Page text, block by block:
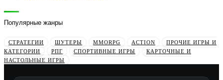
Популярные жанры
СТРАТЕГИИ ШУТЕРЫ MMORPG ACTION
ПРОЧИЕ ИГРЫ И
КАТЕГОРИИ
РПГ СПОРТИВНЫЕ ИГРЫ
КАРТОЧНЫЕ И
НАСТОЛЬНЫЕ ИГРЫ